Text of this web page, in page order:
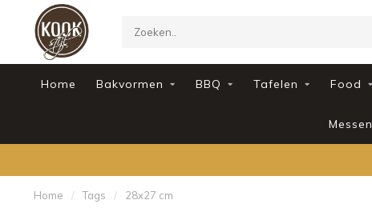
Home Bakvormen BBQ Tafelen Food
Messen
Home / Tags / 28x27 cm